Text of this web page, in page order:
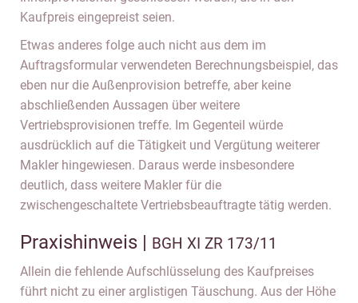
Kaufpreis eingepreist seien.
Etwas anderes folge auch nicht aus dem im
Auftragsformular verwendeten Berechnungsbeispiel, das
eben nur die Außenprovision betreffe, aber keine
abschließenden Aussagen über weitere
Vertriebsprovisionen treffe. Im Gegenteil würde
ausdrücklich auf die Tätigkeit und Vergütung weiterer
Makler hingewiesen. Daraus werde insbesondere
deutlich, dass weitere Makler für die
zwischengeschaltete Vertriebsbeauftragte tätig werden.
Praxishinweis | BGH XI ZR 173/11
Allein die fehlende Aufschlüsselung des Kaufpreises
führt nicht zu einer arglistigen Täuschung. Aus der Höhe